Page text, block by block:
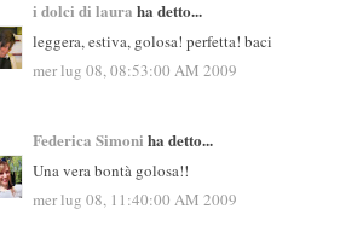
i dolci di laura ha detto...
leggera, estiva, golosa! perfetta! baci
mer lug 08, 08:53:00 AM 2009
Federica Simoni ha detto...
Una vera bontà golosa!!
mer lug 08, 11:40:00 AM 2009